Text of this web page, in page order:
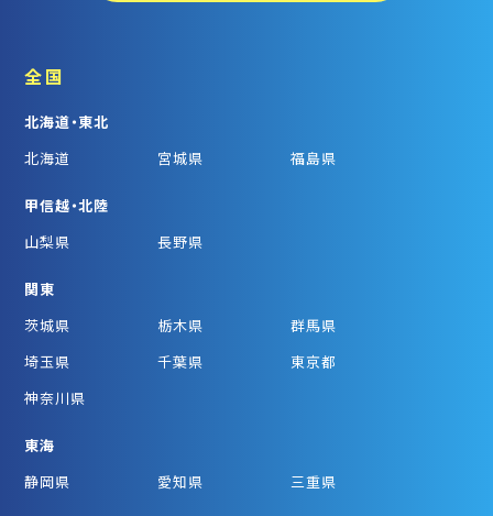
全国
北海道・東北
北海道
宮城県 福島県
甲信越・北陸
山梨県
長野県
関東
茨城県
栃木県
群馬県
埼玉県
千葉県
東京都
神奈川県
東海
静岡県
愛知県 三重県